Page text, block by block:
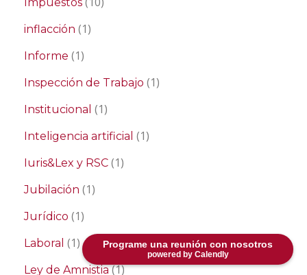
Programe una reunión con nosotros
powered by Calendly
inflacción (1)
Informe (1)
Inspección de Trabajo (1)
Institucional (1)
Inteligencia artificial (1)
Iuris&Lex y RSC (1)
Jubilación (1)
Jurídico (1)
Laboral (1)
Ley de Amnistia(1)